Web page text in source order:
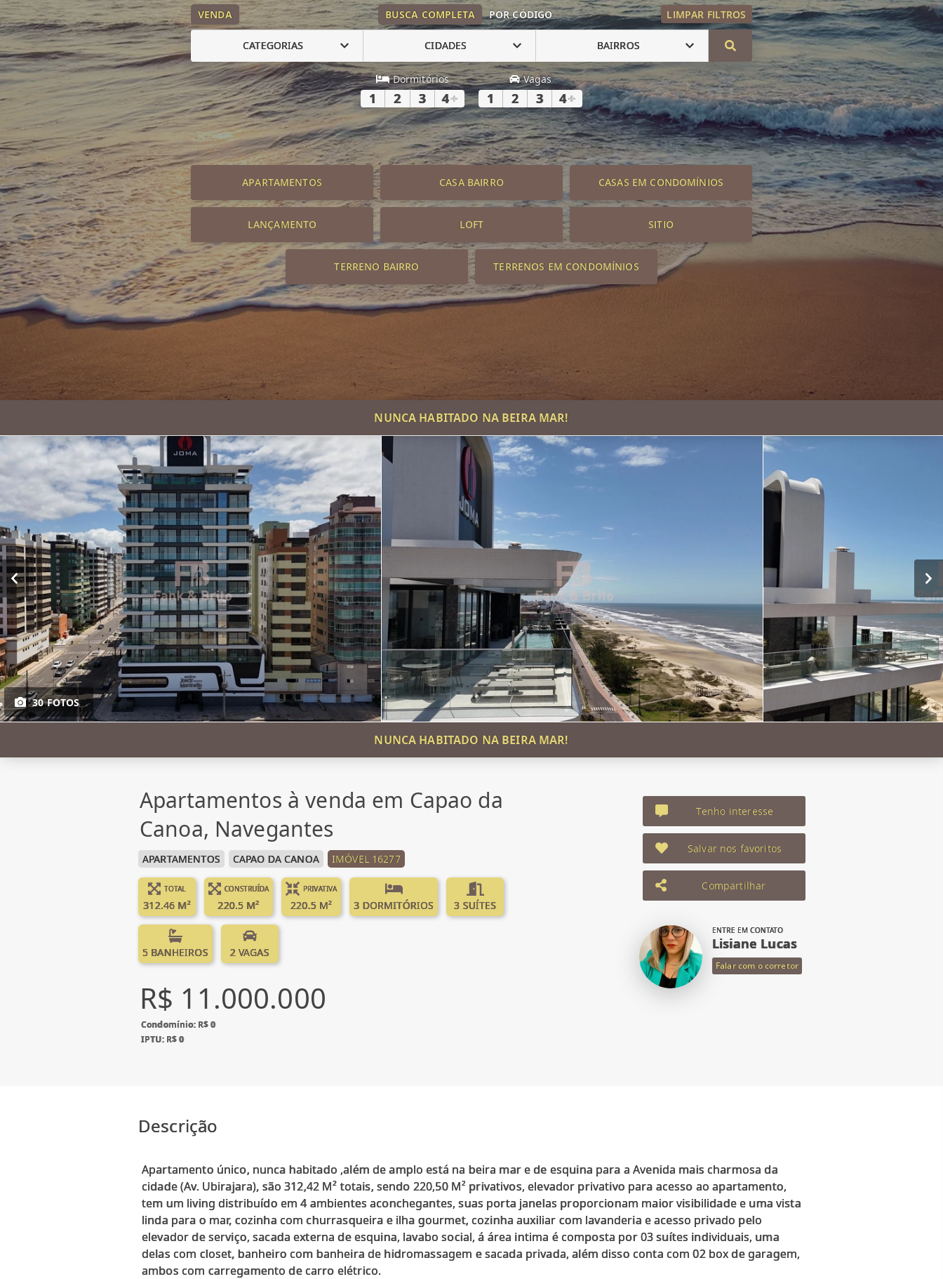
VENDA BUSCA COMPLETA POR CÓDIGO LIMPAR FILTROS
CATEGORIAS CIDADES BAIRROS
Dormitórios
1 2 3 4+
Vagas
1 2 3 4+
APARTAMENTOS CASA BAIRRO CASAS EM CONDOMÍNIOS
LANÇAMENTO LOFT SITIO
TERRENO BAIRRO TERRENOS EM CONDOMÍNIOS
NUNCA HABITADO NA BEIRA MAR!
30 FOTOS
NUNCA HABITADO NA BEIRA MAR!
Apartamentos à venda em Capao da
Canoa, Navegantes
APARTAMENTOS CAPAO DA CANOA IMÓVEL 16277
TOTAL
312.46 M²
CONSTRUÍDA
220.5 M²
PRIVATIVA
220.5 M² 3 DORMITÓRIOS 3 SUÍTES
5 BANHEIROS 2 VAGAS
R$ 11.000.000
Condomínio: R$ 0
IPTU: R$ 0
Tenho interesse
Salvar nos favoritos
Compartilhar
ENTRE EM CONTATO
Lisiane Lucas
Falar com o corretor
Descrição
Apartamento único, nunca habitado ,além de amplo está na beira mar e de esquina para a Avenida mais charmosa da
cidade (Av. Ubirajara), são 312,42 M² totais, sendo 220,50 M² privativos, elevador privativo para acesso ao apartamento,
tem um living distribuído em 4 ambientes aconchegantes, suas porta janelas proporcionam maior visibilidade e uma vista
linda para o mar, cozinha com churrasqueira e ilha gourmet, cozinha auxiliar com lavanderia e acesso privado pelo
elevador de serviço, sacada externa de esquina, lavabo social, á área intima é composta por 03 suítes individuais, uma
delas com closet, banheiro com banheira de hidromassagem e sacada privada, além disso conta com 02 box de garagem,
ambos com carregamento de carro elétrico.